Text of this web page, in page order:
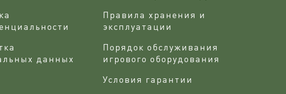
данных
Правила хранения и
эксплуатации
Порядок обслуживания
игрового оборудования
Условия гарантии